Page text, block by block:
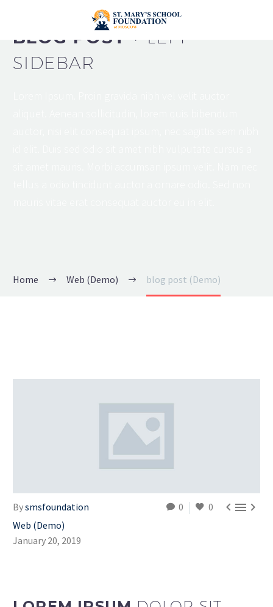
BLOG POST
+ LEFT
SIDEBAR
Home Web (Demo) blog post (Demo)
0 0 
Bysmsfoundation
Web (Demo)
January 20, 2019